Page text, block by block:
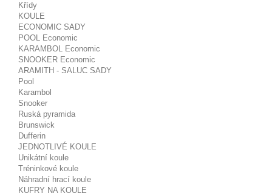
Křídy
KOULE
ECONOMIC SADY
POOL Economic
KARAMBOL Economic
SNOOKER Economic
ARAMITH - SALUC SADY
Pool
Karambol
Snooker
Ruská pyramida
Brunswick
Dufferin
JEDNOTLIVÉ KOULE
Unikátní koule
Tréninkové koule
Náhradní hrací koule
KUFRY NA KOULE